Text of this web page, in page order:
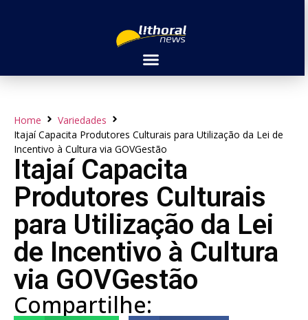
Home
Variedades
Itajaí Capacita Produtores Culturais para Utilização da Lei de
Incentivo à Cultura via GOVGestão
Itajaí Capacita
Produtores Culturais
para Utilização da Lei
de Incentivo à Cultura
via GOVGestão
Compartilhe: